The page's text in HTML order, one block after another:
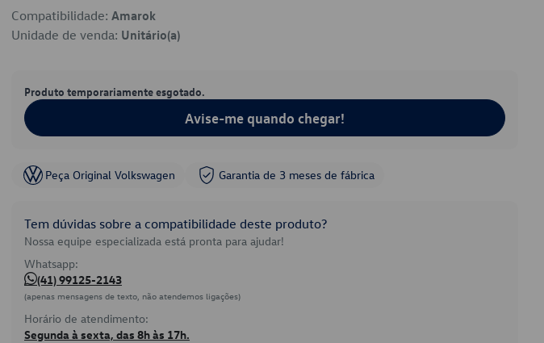
Compatibilidade: Amarok
Unidade de venda: Unitário(a)
Produto temporariamente esgotado.
Avise-me quando chegar!
Peça Original Volkswagen Garantia de 3 meses de fábrica
Tem dúvidas sobre a compatibilidade deste produto?
Nossa equipe especializada está pronta para ajudar!
Whatsapp:
(41) 99125-2143
(apenas mensagens de texto, não atendemos ligações)
Horário de atendimento:
Segunda à sexta, das 8h às 17h.